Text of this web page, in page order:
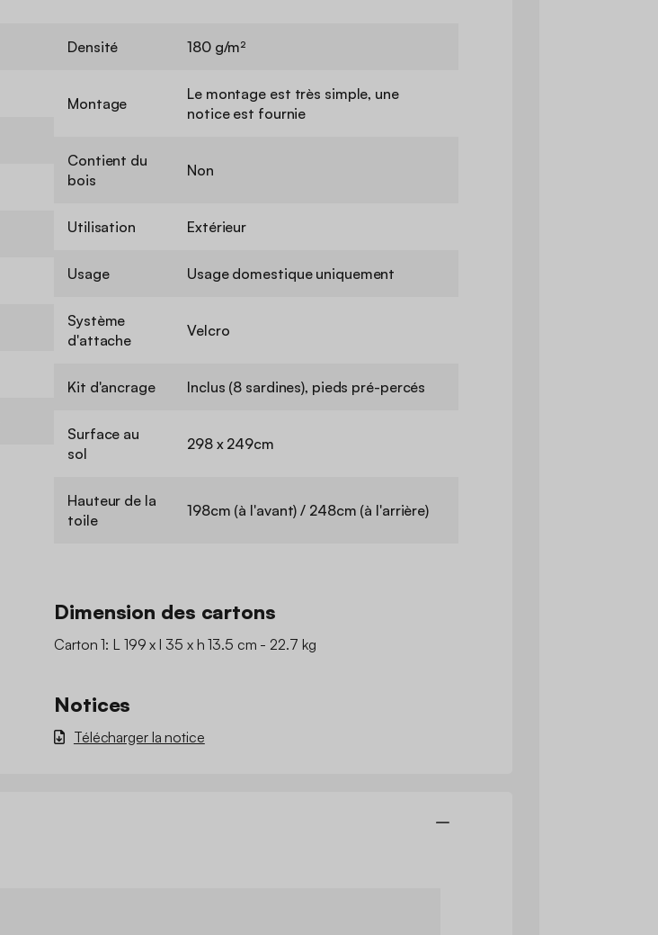
Densité 180 g/m²
Montage
Le montage est très simple, une
notice est fournie
Contient du
bois
Non
Utilisation Extérieur
Usage Usage domestique uniquement
Système
d'attache
Velcro
Kit d'ancrage Inclus (8 sardines), pieds pré-percés
Surface au
sol
298 x 249cm
Hauteur de la
toile
198cm (à l'avant) / 248cm (à l'arrière)
Dimension des cartons
Carton 1: L 199 x l 35 x h 13.5 cm - 22.7 kg
Notices
Télécharger la notice